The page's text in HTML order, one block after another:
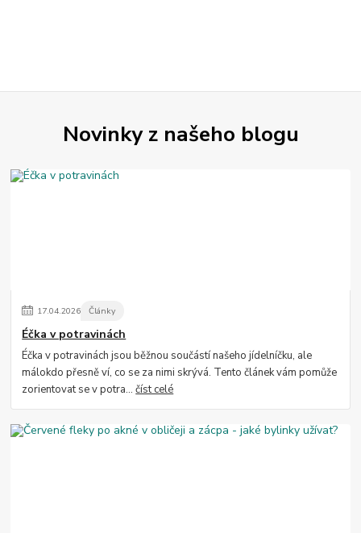
Novinky z našeho blogu
17.04.2026 Články
Éčka v potravinách
Éčka v potravinách jsou běžnou součástí našeho jídelníčku, ale
málokdo přesně ví, co se za nimi skrývá. Tento článek vám pomůže
zorientovat se v potra...číst celé